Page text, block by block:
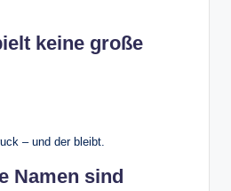
keine große
– und der bleibt.
Namen sind